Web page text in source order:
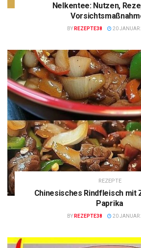
Nelkentee: Nutzen,
BY REZEPTE38 20 JANUAR
REZEPTE
Chinesisches Rindfleisch mit
Paprika
BY REZEPTE38 20 JANUAR